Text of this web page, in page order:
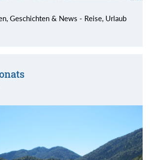
Geschichten & News - Reise, Urlaub